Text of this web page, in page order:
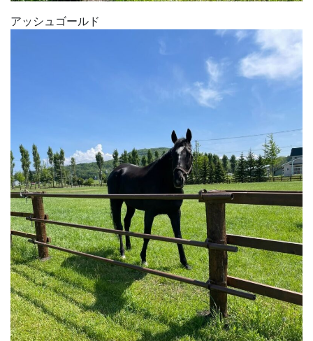
アッシュゴールド